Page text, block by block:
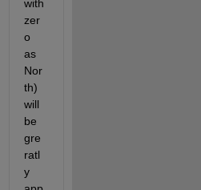
with
zer
o
as
Nor
th)
will
be
gre
ratl
y